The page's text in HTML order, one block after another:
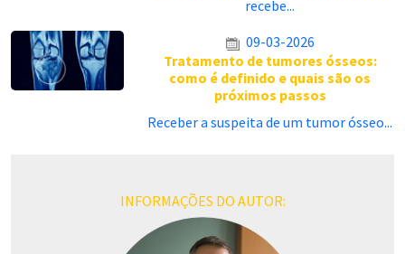
recebe...
09-03-2026
Tratamento de tumores ósseos:
como é definido e quais são os
próximos passos
Receber a suspeita de um tumor ósseo...
INFORMAÇÕES DO AUTOR: